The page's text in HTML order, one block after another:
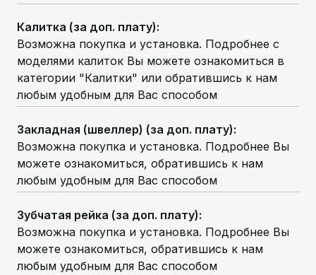
Калитка (за доп. плату):
Возможна покупка и установка. Подробнее с
моделями калиток Вы можете ознакомиться в
категории "Калитки" или обратившись к нам
любым удобным для Вас способом
Закладная (швеллер) (за доп. плату):
Возможна покупка и установка. Подробнее Вы
можете ознакомиться, обратившись к нам
любым удобным для Вас способом
Зубчатая рейка (за доп. плату):
Возможна покупка и установка. Подробнее Вы
можете ознакомиться, обратившись к нам
любым удобным для Вас способом